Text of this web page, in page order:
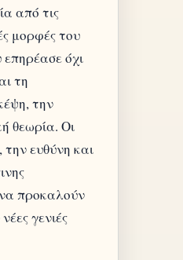
από τις
μορφές του
όχι
τη
την
θεωρία. Οι
την ευθύνη και
προκαλούν
γενιές